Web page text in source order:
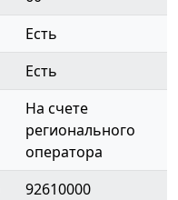
Есть
Есть
На счете
регионального
оператора
92610000